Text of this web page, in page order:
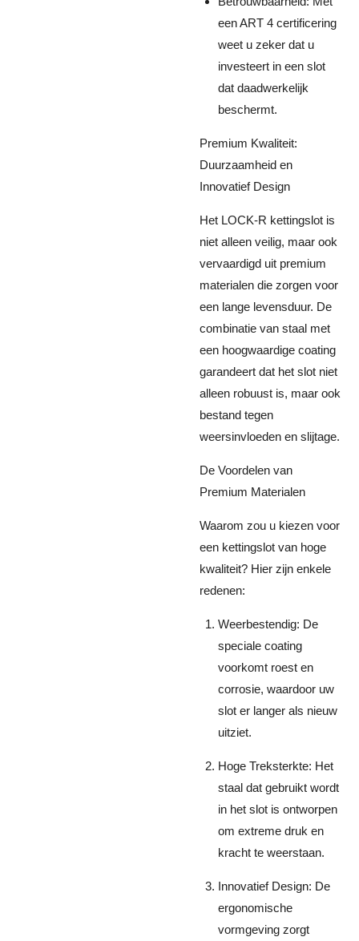
een ART 4 certificering
weet u zeker dat u
investeert in een slot
dat daadwerkelijk
beschermt.
Premium Kwaliteit:
Duurzaamheid en
Innovatief Design
Het LOCK-R kettingslot is
niet alleen veilig, maar ook
vervaardigd uit premium
materialen die zorgen voor
een lange levensduur. De
combinatie van staal met
een hoogwaardige coating
garandeert dat het slot niet
alleen robuust is, maar ook
bestand tegen
weersinvloeden en slijtage.
De Voordelen van
Premium Materialen
Waarom zou u kiezen voor
een kettingslot van hoge
kwaliteit? Hier zijn enkele
redenen:
Weerbestendig: De
speciale coating
voorkomt roest en
corrosie, waardoor uw
slot er langer als nieuw
uitziet.
Hoge Treksterkte: Het
staal dat gebruikt wordt
in het slot is ontworpen
om extreme druk en
kracht te weerstaan.
Innovatief Design: De
ergonomische
vormgeving zorgt